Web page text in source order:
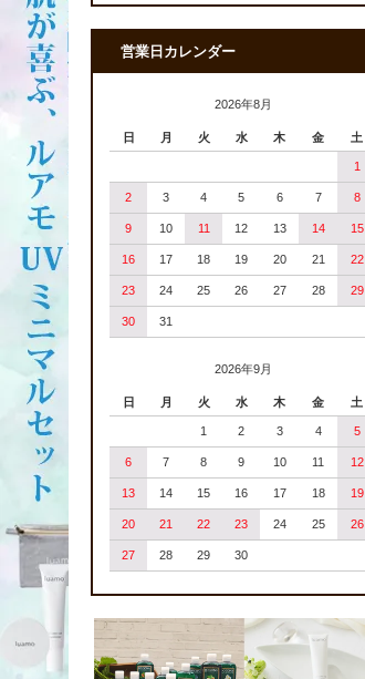
営業日カレンダー
2026年8月
日 月 火 水 木 金 土
1
2 3 4 5 6 7 8
9 10 11 12 13 14 15
16 17 18 19 20 21 22
23 24 25 26 27 28 29
30 31
2026年9月
日 月 火 水 木 金 土
1 2 3 4 5
6 7 8 9 10 11 12
13 14 15 16 17 18 19
20 21 22 23 24 25 26
27 28 29 30